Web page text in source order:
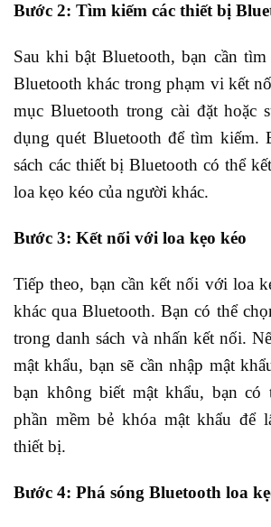
Bước 2: Tìm kiếm các thiết bị
Sau khi bật Bluetooth, bạn cần
Bluetooth khác trong phạm vi kết
mục Bluetooth trong cài đặt hoặc
dụng quét Bluetooth để tìm kiếm.
sách các thiết bị Bluetooth có thể
loa kẹo kéo của người khác.
Bước 3: Kết nối với loa kẹo kéo
Tiếp theo, bạn cần kết nối với loa
khác qua Bluetooth. Bạn có thể
trong danh sách và nhấn kết nối.
mật khẩu, bạn sẽ cần nhập mật
bạn không biết mật khẩu, bạn có
phần mềm bẻ khóa mật khẩu để
thiết bị.
Bước 4: Phá sóng Bluetooth loa